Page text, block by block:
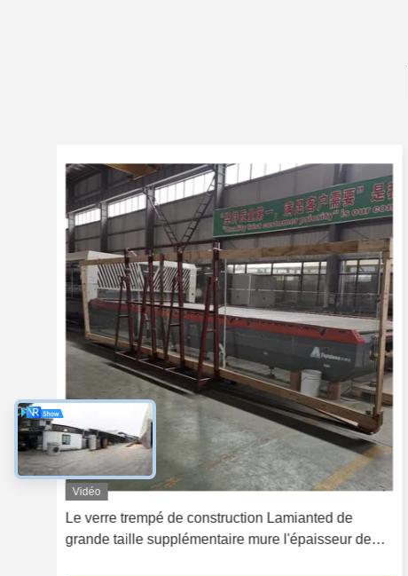
Vidéo
Le verre trempé de construction Lamianted de
grande taille supplémentaire mure l'épaisseur de